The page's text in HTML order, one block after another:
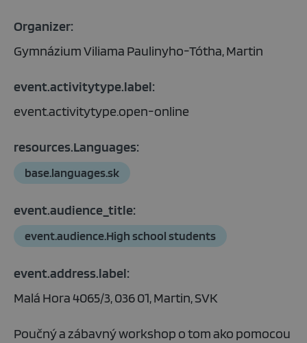
Organizer:
Gymnázium Viliama Paulinyho-Tótha, Martin
event.activitytype.label:
event.activitytype.open-online
resources.Languages:
base.languages.sk
event.audience_title:
event.audience.High school students
event.address.label:
Malá Hora 4065/3, 036 01, Martin, SVK
Poučný a zábavný workshop o tom ako pomocou